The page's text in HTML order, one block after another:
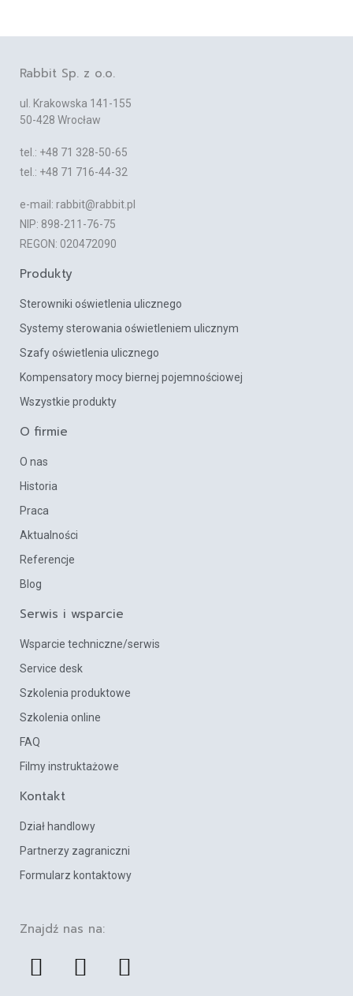
Rabbit Sp. z o.o.
ul. Krakowska 141-155
50-428 Wrocław
tel.: +48 71 328-50-65
tel.: +48 71 716-44-32
e-mail: rabbit@rabbit.pl
NIP: 898-211-76-75
REGON: 020472090
O firmie
O nas
Historia
Praca
Aktualności
Referencje
Blog
Produkty
Sterowniki oświetlenia ulicznego
Systemy sterowania oświetleniem ulicznym
Szafy oświetlenia ulicznego
Kompensatory mocy biernej pojemnościowej
Wszystkie produkty
Serwis i wsparcie
Wsparcie techniczne/serwis
Service desk
Szkolenia produktowe
Szkolenia online
FAQ
Filmy instruktażowe
Kontakt
Dział handlowy
Partnerzy zagraniczni
Formularz kontaktowy
Znajdź nas na:
F
L
Y